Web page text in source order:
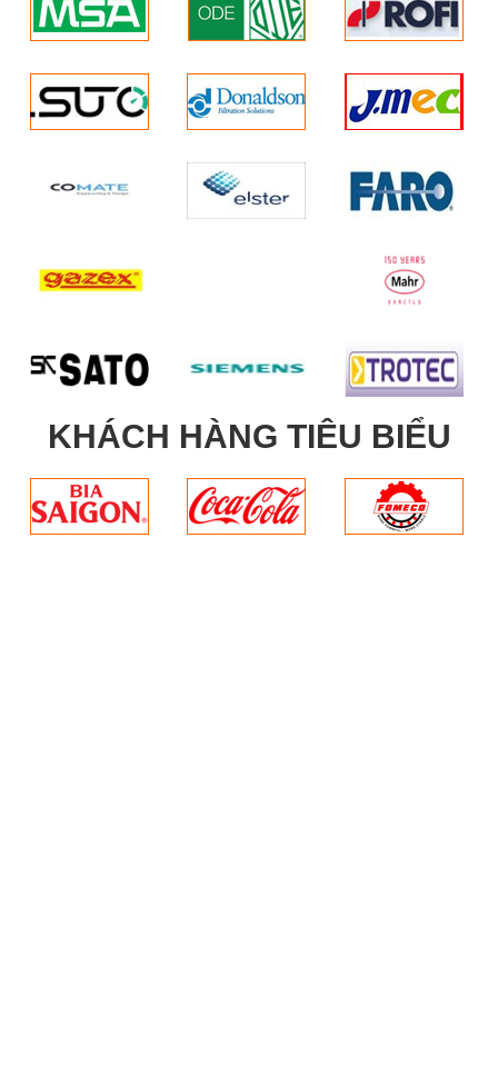
nổ : EN 60079-0:2009 EN 60079-
11:2012 EN 61241-11:2012
Tiêu chuẩn : EMC
+ Miễn dịch: Tuân thủ EN 61000-6-
1:2007
+ Khí thải: Tuân thủ EN 61000-6-
Vật liệu thăm dò : SUS 316
KHÁCH HÀNG TIÊU BIỂU